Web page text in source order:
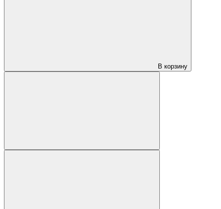
В корзину